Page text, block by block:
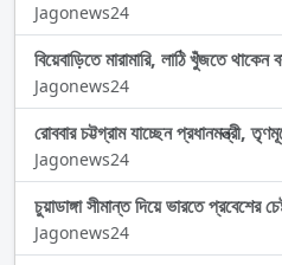
Jagonews24
বিয়েবাড়িতে মারামারি, লাঠি খুঁজতে থাকেন
Jagonews24
রোববার চট্টগ্রাম যাচ্ছেন প্রধানমন্ত্রী,
Jagonews24
চুয়াডাঙ্গা সীমান্ত দিয়ে ভারতে প্রবেশের
Jagonews24